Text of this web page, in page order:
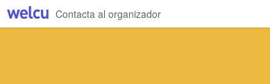
Contacta al organizador